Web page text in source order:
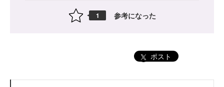
1 参考になった
ポスト